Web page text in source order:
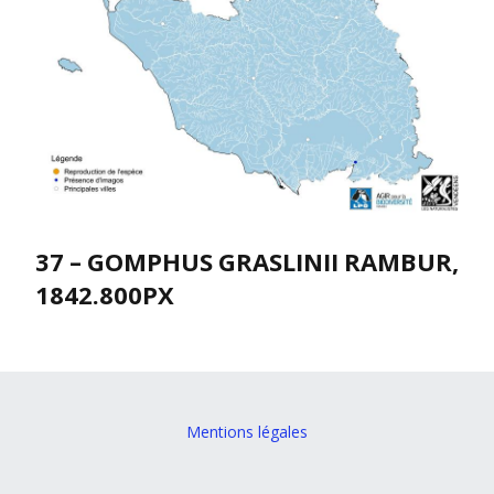
37 – GOMPHUS GRASLINII RAMBUR,
1842.800PX
Mentions légales